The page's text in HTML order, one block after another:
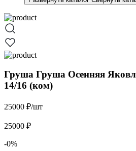
Груша Груша Осенняя
14/16 (ком)
25000 ₽/шт
25000 ₽
-0%